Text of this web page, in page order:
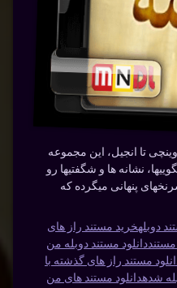
تا انجیل، این مجموعه
نشانه­ ها و شگفتیها رو
پنهانی میگرده که
دوبلهخرید مستند راز های
مستنددانلود مستند دوبله من
مستند راز های گذشته با
شدهدانلود مستند های من